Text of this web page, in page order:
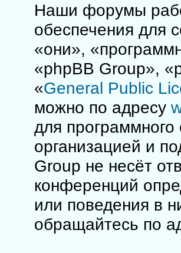
Наши форумы
обеспечения для
«они»,
«phpBB Group»,
«General Public
можно по адресу
для программного
организацией и
Group не несёт
конференций
или поведения в
обращайтесь по